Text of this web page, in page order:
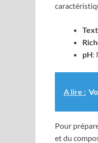
pH:
A lire :
Pour
et du